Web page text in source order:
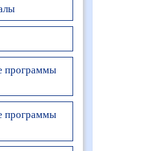
программы
программы